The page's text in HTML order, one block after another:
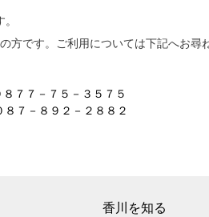
方です。ご利用については下記へお尋
７－７５－３５７５
－８９２－２８８２
香川を知る